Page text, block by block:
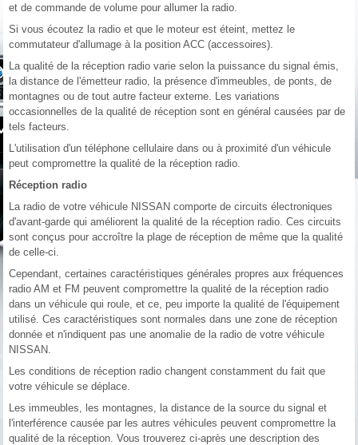
et de commande de volume pour allumer la radio.
Si vous écoutez la radio et que le moteur est éteint, mettez le
commutateur d'allumage à la position ACC (accessoires).
La qualité de la réception radio varie selon la puissance du signal émis,
la distance de l'émetteur radio, la présence d'immeubles, de ponts, de
montagnes ou de tout autre facteur externe. Les variations
occasionnelles de la qualité de réception sont en général causées par de
tels facteurs.
L'utilisation d'un téléphone cellulaire dans ou à proximité d'un véhicule
peut compromettre la qualité de la réception radio.
Réception radio
La radio de votre véhicule NISSAN comporte de circuits électroniques
d'avant-garde qui améliorent la qualité de la réception radio. Ces circuits
sont conçus pour accroître la plage de réception de même que la qualité
de celle-ci.
Cependant, certaines caractéristiques générales propres aux fréquences
radio AM et FM peuvent compromettre la qualité de la réception radio
dans un véhicule qui roule, et ce, peu importe la qualité de l'équipement
utilisé. Ces caractéristiques sont normales dans une zone de réception
donnée et n'indiquent pas une anomalie de la radio de votre véhicule
NISSAN.
Les conditions de réception radio changent constamment du fait que
votre véhicule se déplace.
Les immeubles, les montagnes, la distance de la source du signal et
l'interférence causée par les autres véhicules peuvent compromettre la
qualité de la réception. Vous trouverez ci-après une description des